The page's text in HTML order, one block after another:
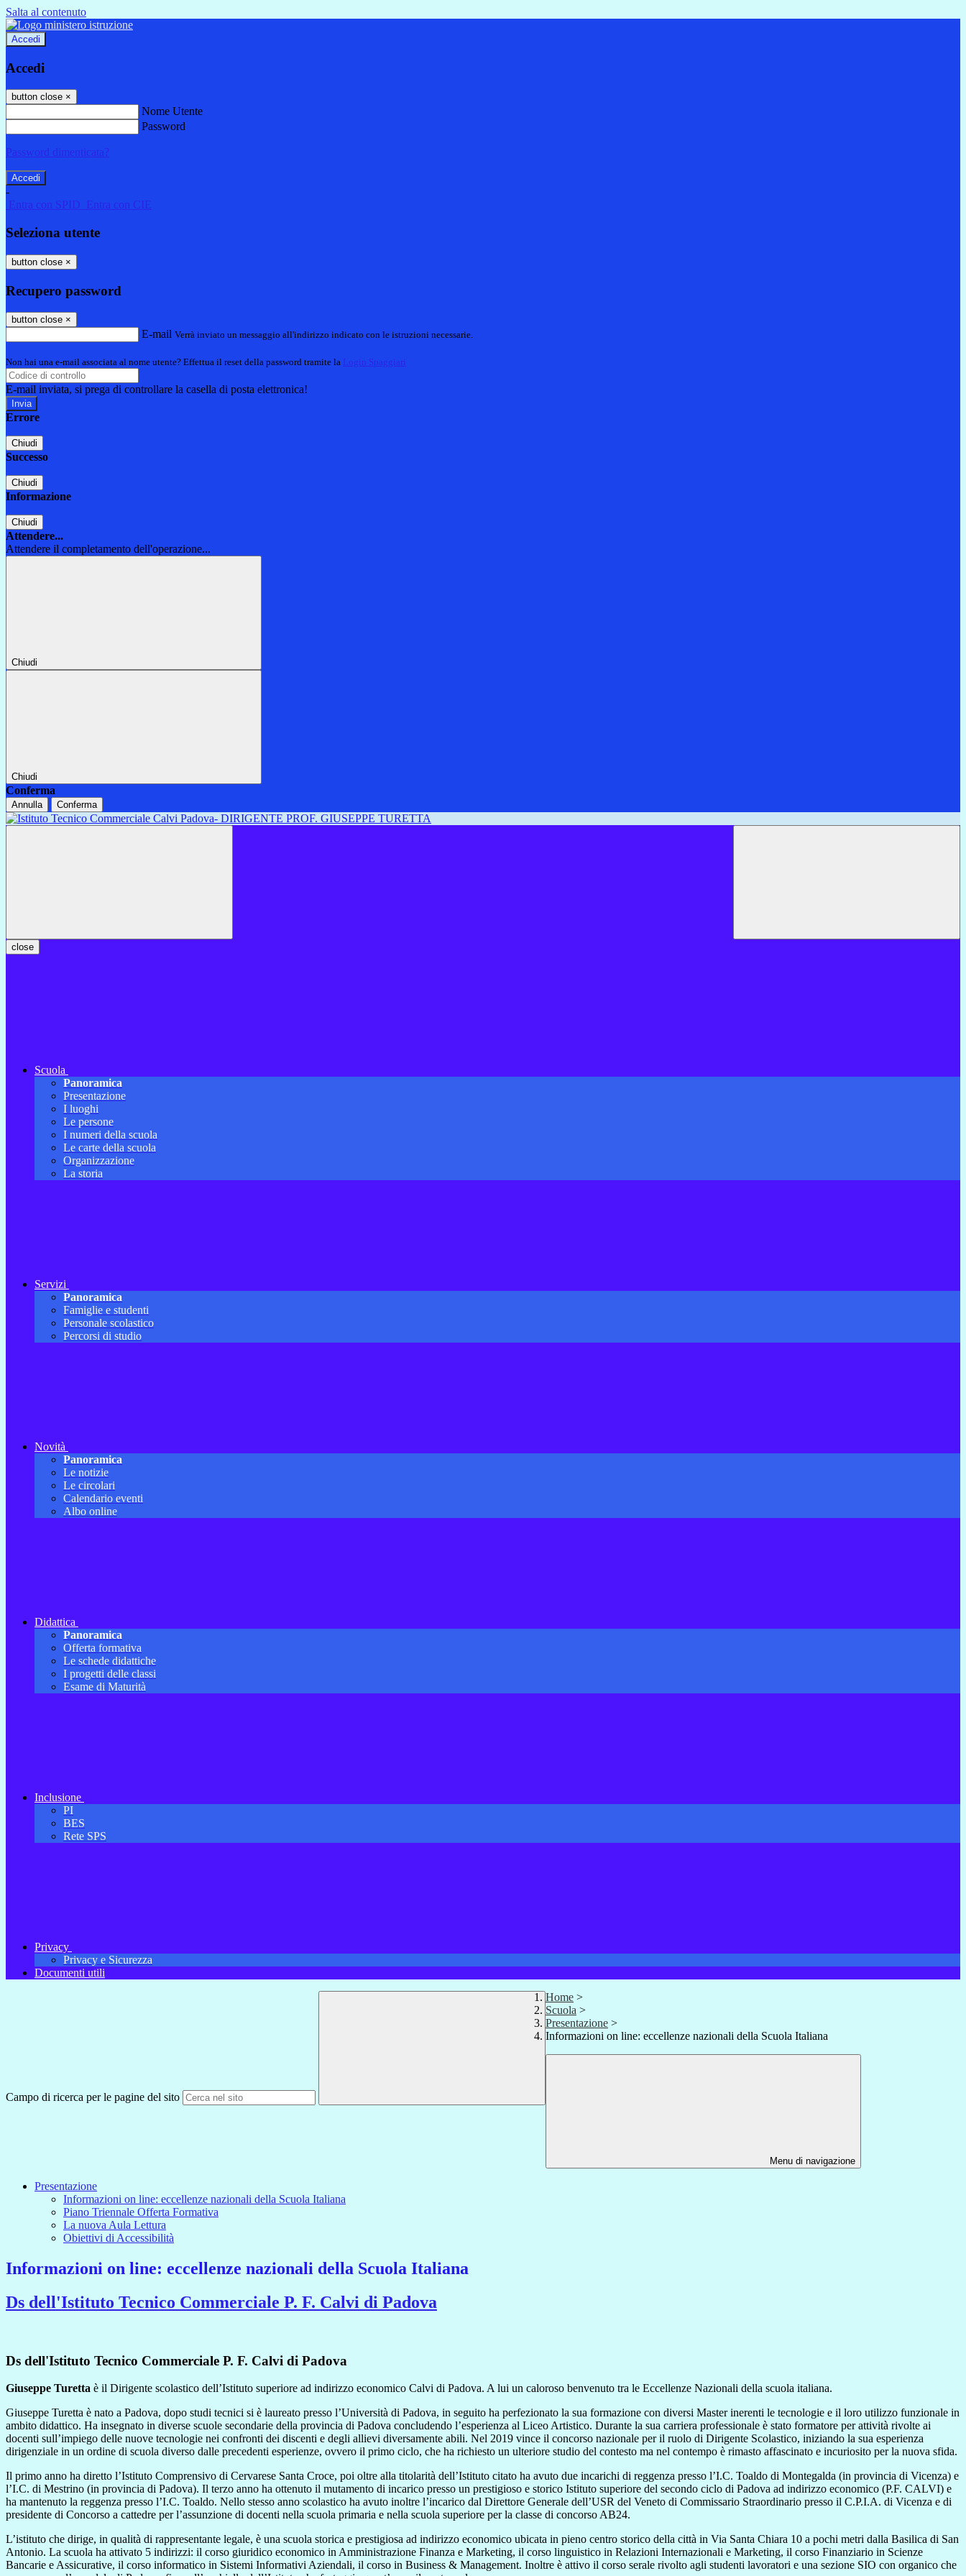
Salta al contenuto
Accedi
Accedi
button close ×
Nome Utente
Password
Password dimenticata?
-
Entra con SPID
Entra con CIE
Seleziona utente
button close ×
Recupero password
button close ×
E-mail Verrà inviato un messaggio all'indirizzo indicato con le istruzioni necessarie.
Non hai una e-mail associata al nome utente? Effettua il reset della password tramite la Login Spaggiari
E-mail inviata, si prega di controllare la casella di posta elettronica!
Errore
Chiudi
Successo
Chiudi
Informazione
Chiudi
Attendere...
Attendere il completamento dell'operazione...
Chiudi
Chiudi
Conferma
Annulla Conferma
close
Scuola
Panoramica
Presentazione
I luoghi
Le persone
I numeri della scuola
Le carte della scuola
Organizzazione
La storia
Servizi
Panoramica
Famiglie e studenti
Personale scolastico
Percorsi di studio
Novità
Panoramica
Le notizie
Le circolari
Calendario eventi
Albo online
Didattica
Panoramica
Offerta formativa
Le schede didattiche
I progetti delle classi
Esame di Maturità
Inclusione
PI
BES
Rete SPS
Privacy
Privacy e Sicurezza
Documenti utili
Campo di ricerca per le pagine del sito
Home >
Scuola >
Presentazione >
Informazioni on line: eccellenze nazionali della Scuola Italiana
Menu di navigazione
Presentazione
Informazioni on line: eccellenze nazionali della Scuola Italiana
Piano Triennale Offerta Formativa
La nuova Aula Lettura
Obiettivi di Accessibilità
Informazioni on line: eccellenze nazionali della Scuola Italiana
Ds dell'Istituto Tecnico Commerciale P. F. Calvi di Padova
Ds dell'Istituto Tecnico Commerciale P. F. Calvi di Padova
Giuseppe Turetta è il Dirigente scolastico dell’Istituto superiore ad indirizzo economico Calvi di Padova. A lui un caloroso benvenuto tra le Eccellenze Nazionali della scuola italiana.
Giuseppe Turetta è nato a Padova, dopo studi tecnici si è laureato presso l’Università di Padova, in seguito ha perfezionato la sua formazione con diversi Master inerenti le tecnologie e il loro utilizzo funzionale in
ambito didattico. Ha insegnato in diverse scuole secondarie della provincia di Padova concludendo l’esperienza al Liceo Artistico. Durante la sua carriera professionale è stato formatore per attività rivolte ai
docenti sull’impiego delle nuove tecnologie nei confronti dei discenti e degli allievi diversamente abili. Nel 2019 vince il concorso nazionale per il ruolo di Dirigente Scolastico, iniziando la sua esperienza
dirigenziale in un ordine di scuola diverso dalle precedenti esperienze, ovvero il primo ciclo, che ha richiesto un ulteriore studio del contesto ma nel contempo è rimasto affascinato e incuriosito per la nuova sfida.
Il primo anno ha diretto l’Istituto Comprensivo di Cervarese Santa Croce, poi oltre alla titolarità dell’Istituto citato ha avuto due incarichi di reggenza presso l’I.C. Toaldo di Montegalda (in provincia di Vicenza) e
l’I.C. di Mestrino (in provincia di Padova). Il terzo anno ha ottenuto il mutamento di incarico presso un prestigioso e storico Istituto superiore del secondo ciclo di Padova ad indirizzo economico (P.F. CALVI) e
ha mantenuto la reggenza presso l’I.C. Toaldo. Nello stesso anno scolastico ha avuto inoltre l’incarico dal Direttore Generale dell’USR del Veneto di Commissario Straordinario presso il C.P.I.A. di Vicenza e di
presidente di Concorso a cattedre per l’assunzione di docenti nella scuola primaria e nella scuola superiore per la classe di concorso AB24.
L’istituto che dirige, in qualità di rappresentante legale, è una scuola storica e prestigiosa ad indirizzo economico ubicata in pieno centro storico della città in Via Santa Chiara 10 a pochi metri dalla Basilica di San
Antonio. La scuola ha attivato 5 indirizzi: il corso giuridico economico in Amministrazione Finanza e Marketing, il corso linguistico in Relazioni Internazionali e Marketing, il corso Finanziario in Scienze
Bancarie e Assicurative, il corso informatico in Sistemi Informativi Aziendali, il corso in Business & Management. Inoltre è attivo il corso serale rivolto agli studenti lavoratori e una sezione SIO con organico che